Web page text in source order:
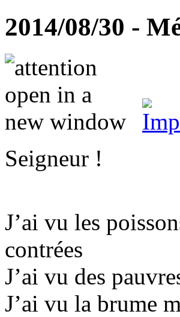
2014/08/30 -
Seigneur !
J’ai vu les
contrées
J’ai vu des
J’ai vu la brume